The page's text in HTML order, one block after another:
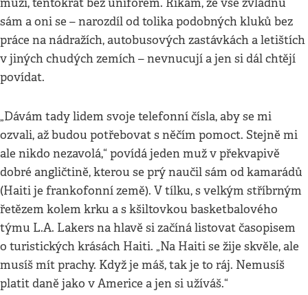
sám a oni se – narozdíl od tolika podobných kluků bez
práce na nádražích, autobusových zastávkách a letištích
v jiných chudých zemích – nevnucují a jen si dál chtějí
povídat.
„Dávám tady lidem svoje telefonní čísla, aby se mi
ozvali, až budou potřebovat s něčím pomoct. Stejně mi
ale nikdo nezavolá,“ povídá jeden muž v překvapivě
dobré angličtině, kterou se prý naučil sám od kamarádů
(Haiti je frankofonní země). V tílku, s velkým stříbrným
řetězem kolem krku a s kšiltovkou basketbalového
týmu L.A. Lakers na hlavě si začíná listovat časopisem
o turistických krásách Haiti. „Na Haiti se žije skvěle, ale
musíš mít prachy. Když je máš, tak je to ráj. Nemusíš
platit daně jako v Americe a jen si užíváš.“